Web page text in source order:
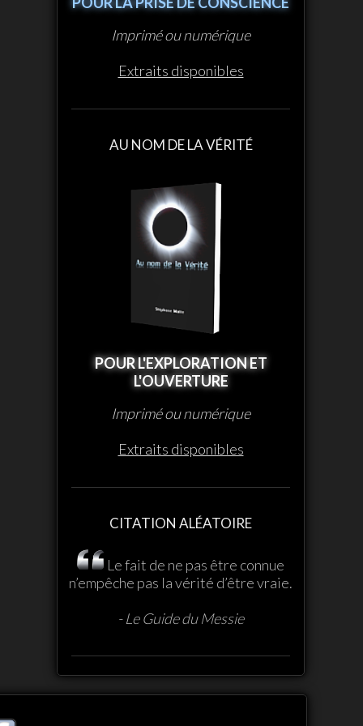
Imprimé ou numérique
Extraits disponibles
AU NOM DE LA VÉRITÉ
POUR L'EXPLORATION ET
L'OUVERTURE
Imprimé ou numérique
Extraits disponibles
CITATION ALÉATOIRE
Le fait de ne pas être connue
n’empêche pas la vérité d’être vraie.
- Le Guide du Messie